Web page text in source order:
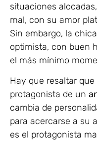
situaciones
mal, con su amor
Sin embargo, la
optimista, con buen
el más mínimo
Hay que resaltar
protagonista de un
cambia de
para acercarse a su
es el protagonista